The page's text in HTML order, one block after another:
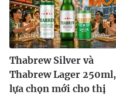
Thabrew Silver và
Thabrew Lager 250ml,
lựa chọn mới cho thị